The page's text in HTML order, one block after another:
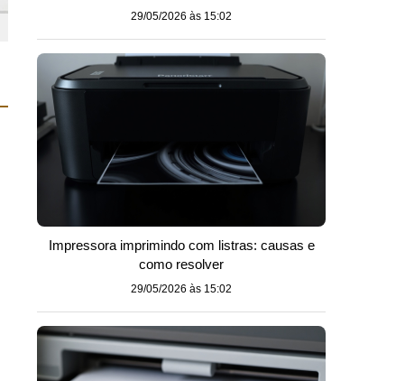
29/05/2026 às 15:02
Impressora imprimindo com listras: causas e
como resolver
29/05/2026 às 15:02